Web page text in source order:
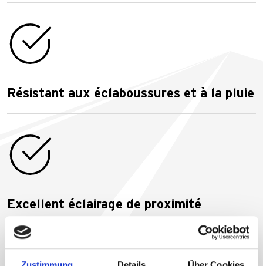
Résistant aux éclaboussures et à la pluie
Excellent éclairage de proximité